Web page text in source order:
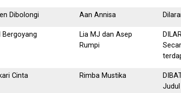
Dibolongi Aan Annisa
Bergoyang
Lia MJ dan Asep
Rumpi
Cinta Rimba Mustika